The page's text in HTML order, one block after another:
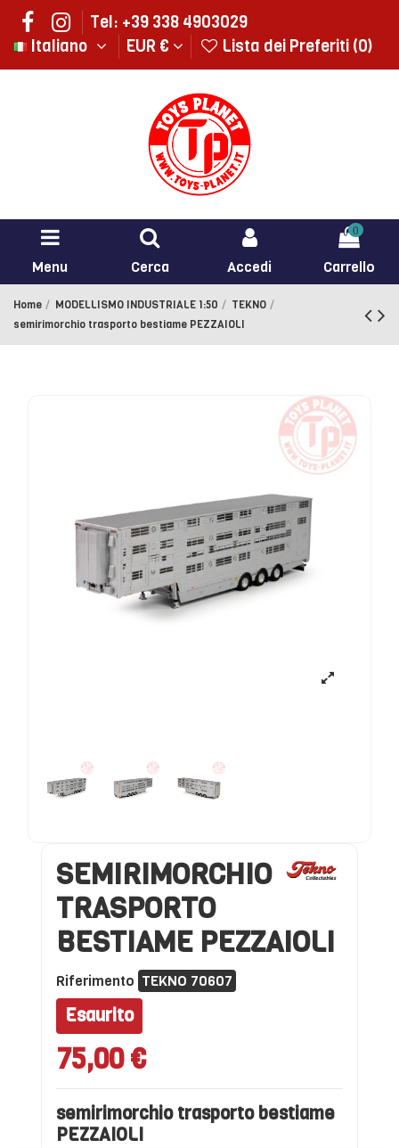
Tel: +39 338 4903029
Italiano
EUR € Lista dei Preferiti (0)
Menu Cerca Accedi
0
Carrello
Home MODELLISMO INDUSTRIALE 1:50
TEKNO
semirimorchio trasporto bestiame PEZZAIOLI
SEMIRIMORCHIO
TRASPORTO
BESTIAME PEZZAIOLI
Riferimento TEKNO 70607
Esaurito
75,00 €
semirimorchio trasporto bestiame
PEZZAIOLI